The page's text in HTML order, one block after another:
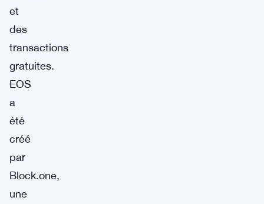
et
des
transactions
gratuites.
EOS
a
été
créé
par
Block.one,
une